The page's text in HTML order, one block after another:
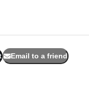
Email to a friend